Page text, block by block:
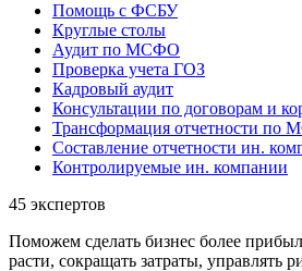
Помощь с ФСБУ
Круглые столы
Аудит по МСФО
Проверка учета ГОЗ
Кадровый аудит
Консультации по договорам и
Трансформация отчетности по
Составление отчетности ин.
Контролируемые ин. компании
45 экспертов
Поможем сделать бизнес более
расти, cокращать затраты, управлять